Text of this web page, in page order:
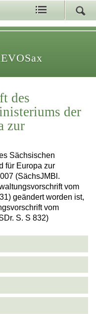
des
der
zur
Sächsischen
für Europa zur
(SächsJMBl.
vom
geändert worden ist,
vom
S. S 832)